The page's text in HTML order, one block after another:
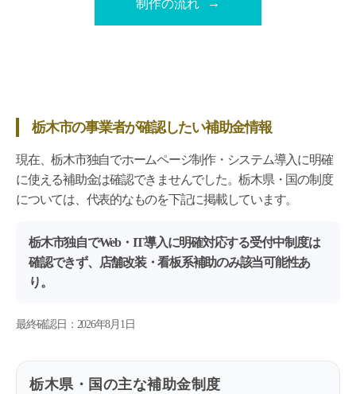
制作の流れ
栃木市の事業者が確認したい補助金情報
現在、栃木市独自でホームページ制作・システム導入に明確
に使える補助金は確認できませんでした。栃木県・国の制度
については、代表的なものを下記に掲載しています。
栃木市独自でWeb・IT導入に明確対応する受付中制度は
確認できず、店舗改装・看板系補助のみ該当可能性あ
り。
最終確認日：2026年8月1日
栃木県・国の主な補助金制度